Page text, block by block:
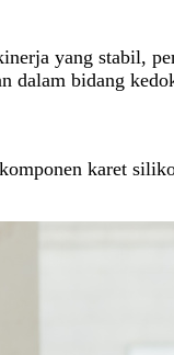
yang stabil,
dalam bidang
karet